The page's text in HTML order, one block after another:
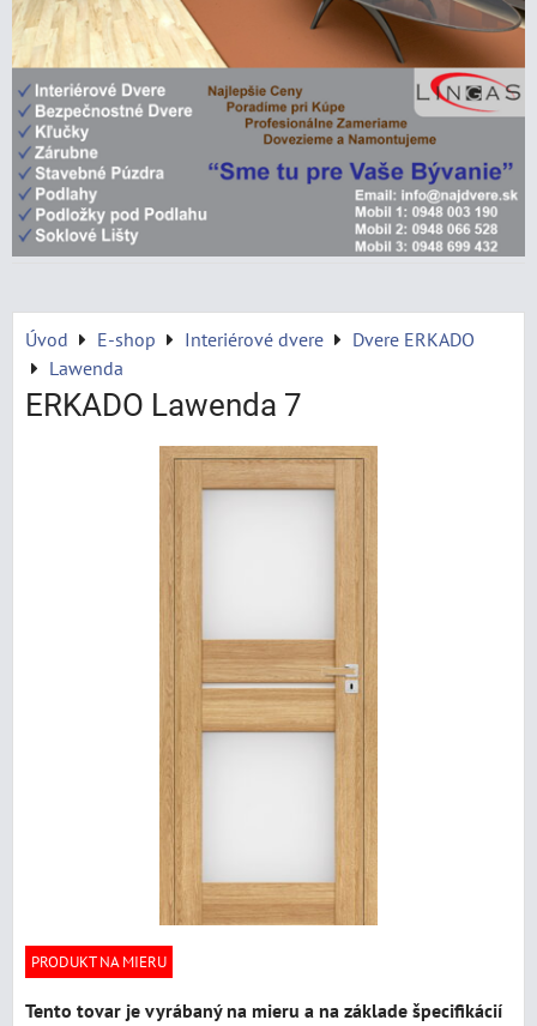
Úvod E-shop Interiérové dvere
Dvere ERKADO
Lawenda
ERKADO Lawenda 7
PRODUKT NA MIERU
Tento tovar je vyrábaný na mieru a na základe špecifikácií